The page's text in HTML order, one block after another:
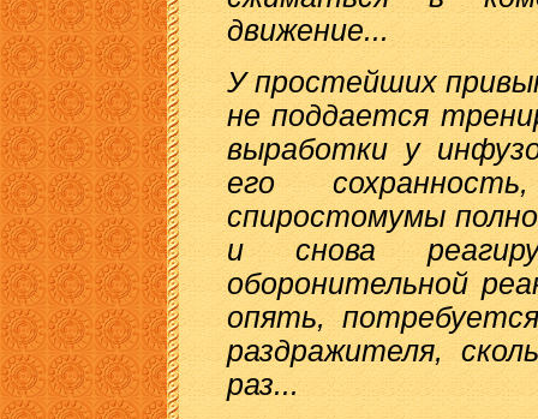
движение...
У простейших
не поддается
выработки у
его
спиростомумы
и снова
оборонительной
опять,
раздражителя,
раз...